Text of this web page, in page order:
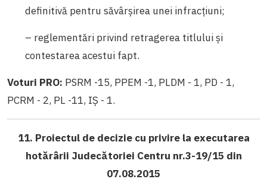
definitivă pentru săvârşirea unei infracţiuni;
– reglementări privind retragerea titlului și
contestarea acestui fapt.
Voturi PRO: PSRM -15, PPEM -1, PLDM - 1, PD - 1,
PCRM - 2, PL -11, IȘ - 1.
11. Proiectul de decizie cu privire la executarea
hotărârii Judecătoriei Centru nr.3-19/15 din
07.08.2015